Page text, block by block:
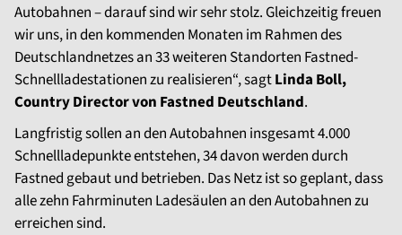
Autobahnen – darauf sind wir sehr stolz. Gleichzeitig freuen
wir uns, in den kommenden Monaten im Rahmen des
Deutschlandnetzes an 33 weiteren Standorten Fastned-
Schnellladestationen zu realisieren“, sagtLinda Boll,
Country Director von Fastned Deutschland.
Langfristig sollen an den Autobahnen insgesamt 4.000
Schnellladepunkte entstehen, 34 davon werden durch
Fastned gebaut und betrieben. Das Netz ist so geplant, dass
alle zehn Fahrminuten Ladesäulen an den Autobahnen zu
erreichen sind.